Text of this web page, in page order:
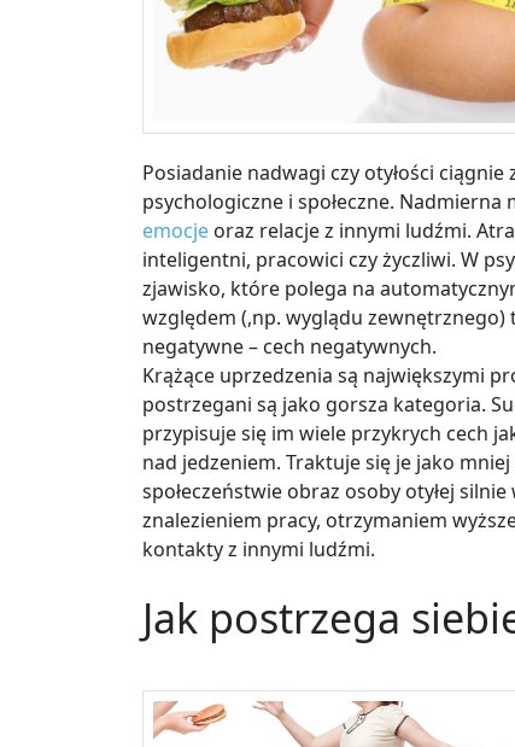
Posiadanie nadwagi czy otyłości
psychologiczne i społeczne. Nadmierna
emocje oraz relacje z innymi ludźmi.
inteligentni, pracowici czy życzliwi. W
zjawisko, które polega na
względem (,np. wyglądu
negatywne – cech negatywnych.
Krążące uprzedzenia są największymi
postrzegani są jako gorsza kategoria.
przypisuje się im wiele przykrych cech
nad jedzeniem. Traktuje się je jako
społeczeństwie obraz osoby otyłej
znalezieniem pracy, otrzymaniem
kontakty z innymi ludźmi.
Jak postrzega